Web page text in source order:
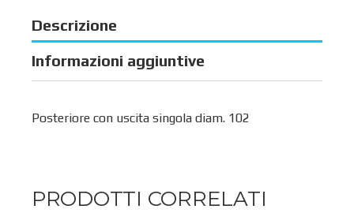
Descrizione
Informazioni aggiuntive
Posteriore con uscita singola diam. 102
PRODOTTI CORRELATI